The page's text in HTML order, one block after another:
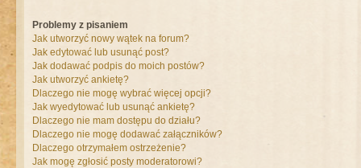
Problemy z pisaniem
Jak utworzyć nowy wątek na forum?
Jak edytować lub usunąć post?
Jak dodawać podpis do moich postów?
Jak utworzyć ankietę?
Dlaczego nie mogę wybrać więcej opcji?
Jak wyedytować lub usunąć ankietę?
Dlaczego nie mam dostępu do działu?
Dlaczego nie mogę dodawać załączników?
Dlaczego otrzymałem ostrzeżenie?
Jak mogę zgłosić posty moderatorowi?